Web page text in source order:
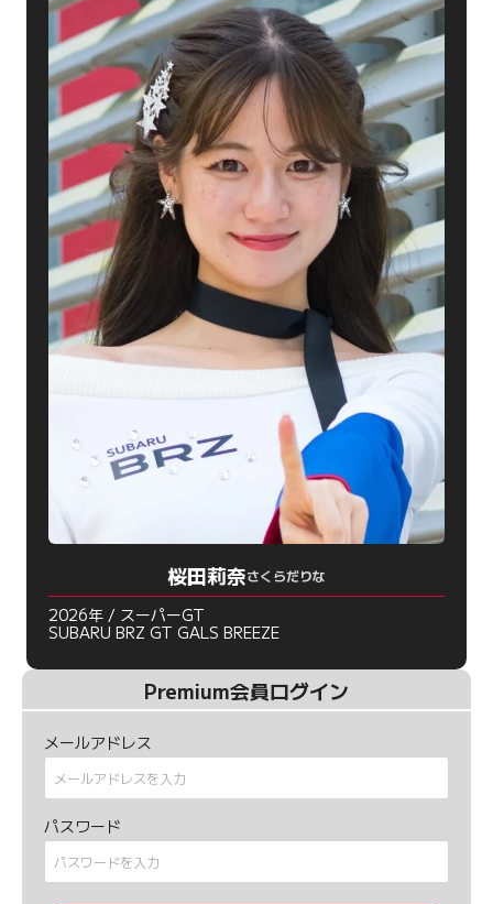
桜田莉奈さくらだりな
2026年 / スーパーGT
SUBARU BRZ GT GALS BREEZE
Premium会員ログイン
メールアドレス
パスワード